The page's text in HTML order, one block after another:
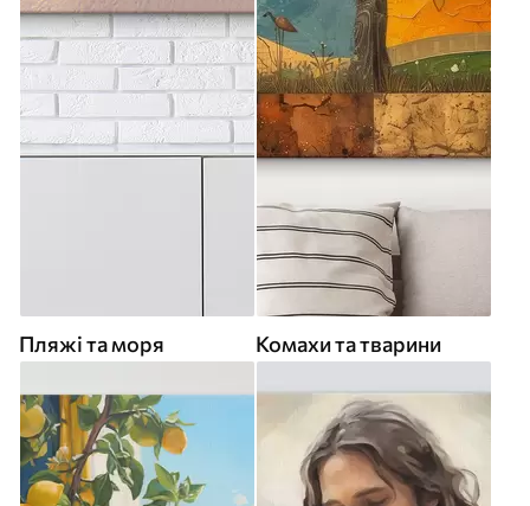
Пляжі та моря Комахи та тварини